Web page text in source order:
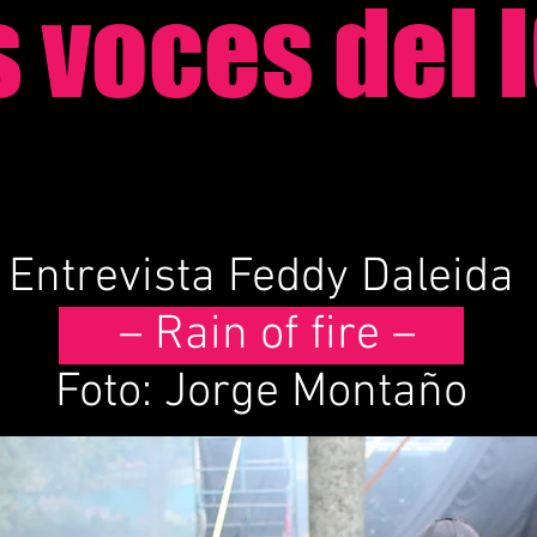
voces del
Entrevista Feddy Daleida
– Rain of fire –
Foto: Jorge Montaño